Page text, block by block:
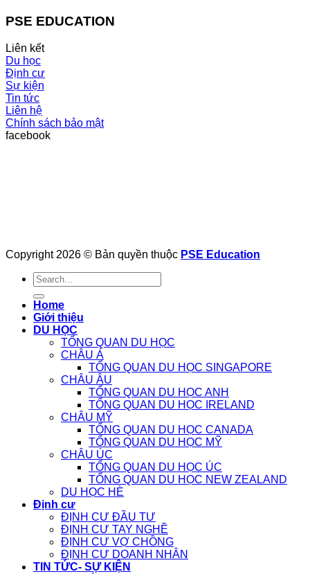
PSE EDUCATION
Liên kết
Du học
Định cư
Sự kiện
Tin tức
Liên hệ
Chính sách bảo mật
facebook
Copyright 2026 © Bản quyền thuộc PSE Education
Home
Giới thiệu
DU HỌC
TỔNG QUAN DU HỌC
CHÂU Á
TỔNG QUAN DU HỌC SINGAPORE
CHÂU ÂU
TỔNG QUAN DU HỌC ANH
TỔNG QUAN DU HỌC IRELAND
CHÂU MỸ
TỔNG QUAN DU HỌC CANADA
TỔNG QUAN DU HỌC MỸ
CHÂU ÚC
TỔNG QUAN DU HỌC ÚC
TỔNG QUAN DU HỌC NEW ZEALAND
DU HỌC HÈ
Định cư
ĐỊNH CƯ ĐẦU TƯ
ĐỊNH CƯ TAY NGHỀ
ĐỊNH CƯ VỢ CHỒNG
ĐỊNH CƯ DOANH NHÂN
TIN TỨC- SỰ KIỆN